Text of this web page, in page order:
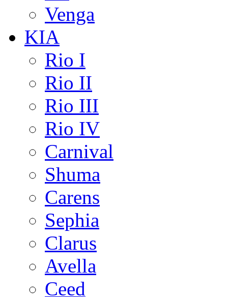
Venga
KIA
Rio I
Rio II
Rio III
Rio IV
Carnival
Shuma
Carens
Sephia
Clarus
Avella
Ceed